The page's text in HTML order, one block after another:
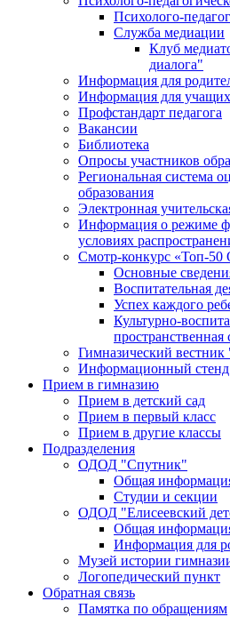
Психолого-
Служба медиации
Клуб
диалога"
Информация для
Информация для
Профстандарт педагога
Вакансии
Библиотека
Опросы участников
Региональная система
образования
Электронная
Информация о режиме
условиях
Смотр-конкурс «Топ-
Основные
Воспитательная
Успех каждого
Культурно-
Гимназический
Информационный стенд
Прием в гимназию
Прием в детский сад
Прием в первый класс
Прием в другие классы
Подразделения
ОДОД "Спутник"
Общая
Студии и секции
ОДОД "Елисеевский
Общая
Информация для
Музей истории
Логопедический пункт
Обратная связь
Памятка по обращениям